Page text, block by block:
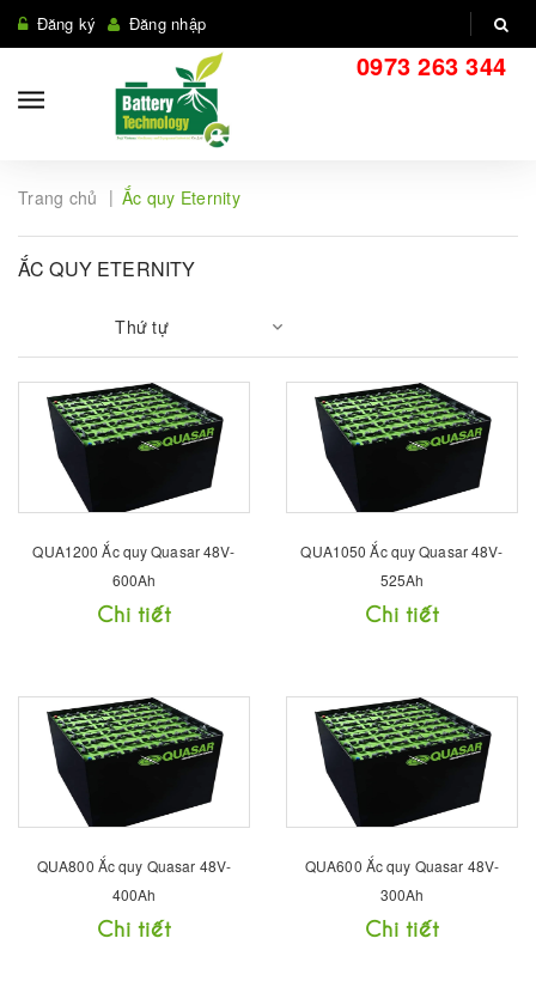
Đăng ký Đăng nhập
0973 263 344
Trang chủ | Ắc quy Eternity
ẮC QUY ETERNITY
Thứ tự
QUA1200 Ắc quy Quasar 48V-
600Ah
Chi tiết
QUA1050 Ắc quy Quasar 48V-
525Ah
Chi tiết
QUA800 Ắc quy Quasar 48V-
400Ah
Chi tiết
QUA600 Ắc quy Quasar 48V-
300Ah
Chi tiết